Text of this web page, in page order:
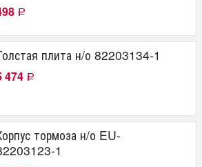
Р
плита н/о 82203134-1
474 Р
тормоза н/о EU-
1